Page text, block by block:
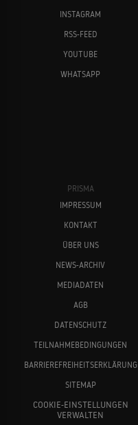
INSTAGRAM
RSS-FEED
YOUTUBE
WHATSAPP
PRISMA
IMPRESSUM
KONTAKT
ÜBER UNS
NEWS-ARCHIV
MEDIADATEN
AGB
DATENSCHUTZ
TEILNAHMEBEDINGUNGEN
BARRIEREFREIHEITSERKLÄRUNG
SITEMAP
COOKIE-EINSTELLUNGEN
VERWALTEN